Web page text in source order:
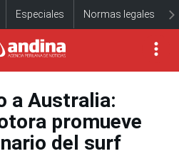
Especiales Normas legales
a Australia:
promueve
del surf